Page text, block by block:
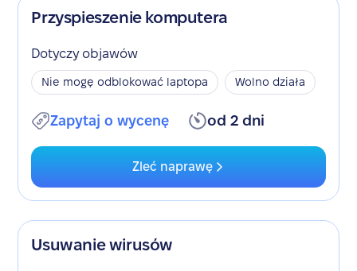
Przyspieszenie komputera
Dotyczy objawów
Nie mogę odblokować laptopa Wolno działa
Zapytaj o wycenę od 2 dni
Zleć naprawę
Usuwanie wirusów